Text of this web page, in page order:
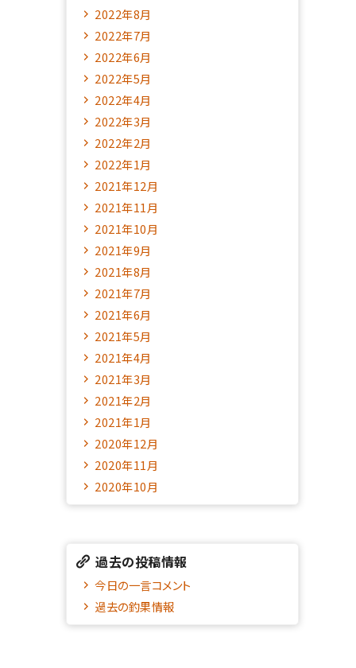
2022年8月
2022年7月
2022年6月
2022年5月
2022年4月
2022年3月
2022年2月
2022年1月
2021年12月
2021年11月
2021年10月
2021年9月
2021年8月
2021年7月
2021年6月
2021年5月
2021年4月
2021年3月
2021年2月
2021年1月
2020年12月
2020年11月
2020年10月
過去の投稿情報
今日の一言コメント
過去の釣果情報